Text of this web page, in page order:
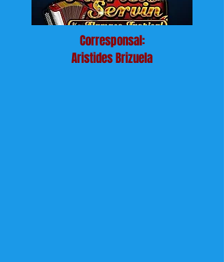
Corresponsal:
Aristides Brizuela